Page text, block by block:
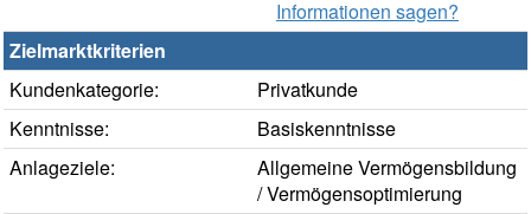
Informationen sagen?
Zielmarktkriterien
Kundenkategorie:
Privatkunde
Kenntnisse:
Basiskenntnisse
Anlageziele:
Allgemeine Vermögensbildung
/ Vermögensoptimierung